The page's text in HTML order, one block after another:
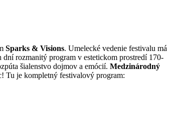
Sparks & Visions. Umelecké vedenie festivalu má
rozmanitý program v estetickom prostredí 170-
šialenstvo dojmov a emócií. Medzinárodný
Tu je kompletný festivalový program: